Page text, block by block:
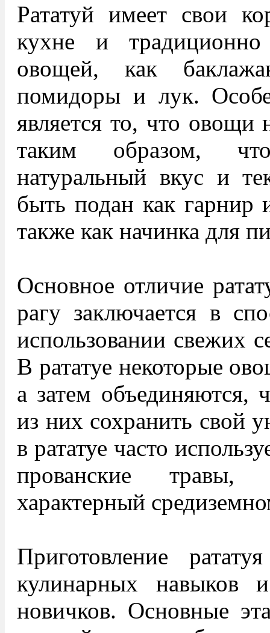
Рататуй имеет свои
кухне и
овощей, как
помидоры и лук.
является то, что овощи
таким образом,
натуральный вкус и
быть подан как гарнир
также как начинка для
Основное отличие
рагу заключается в
использовании свежих
В рататуе некоторые
а затем объединяются,
из них сохранить свой
в рататуе часто
прованские
характерный
Приготовление
кулинарных навыков
новичков. Основные